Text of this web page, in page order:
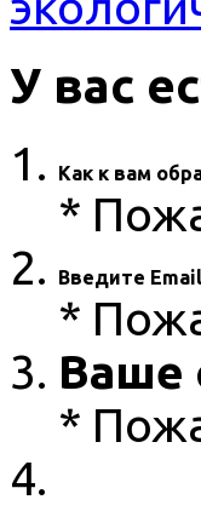
У вас
Как к вам
*
Введите
*
Ваше
*